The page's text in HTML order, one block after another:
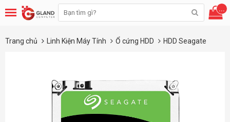
...
Trang chủ Linh Kiện Máy Tính Ổ cứng HDD HDD Seagate